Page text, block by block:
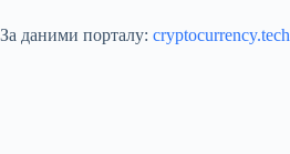
За даними порталу: cryptocurrency.tech